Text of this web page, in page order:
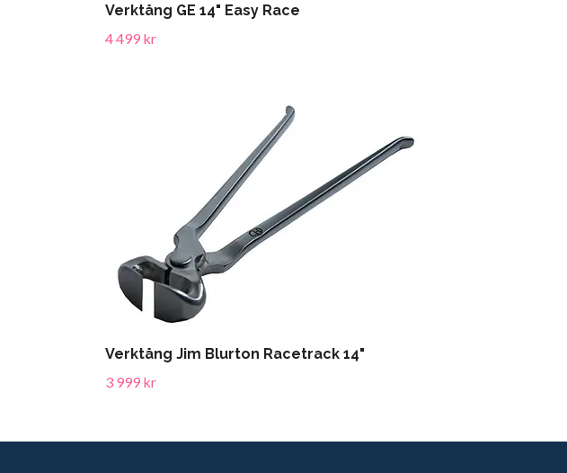
Verktång GE 14" Easy Race
4 499 kr
Verktång Jim Blurton Racetrack 14"
3 999 kr